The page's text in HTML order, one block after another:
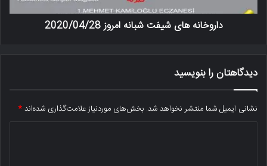
داروخانه های شیفت شبانه امروز 2020/04/28
دیدگاهتان را بنویسید
نشانی ایمیل شما منتشر نخواهد شد. بخش‌های موردنیاز علامت‌گذاری شده‌اند*